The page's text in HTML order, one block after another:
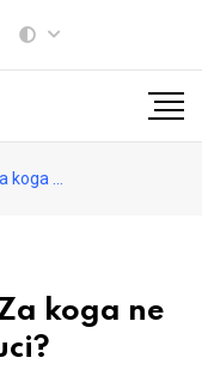
u Banjaluci?
koga ne